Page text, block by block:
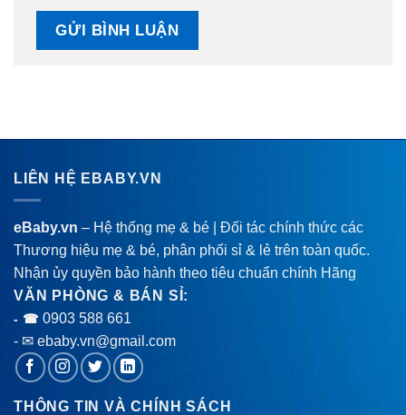
LIÊN HỆ EBABY.VN
eBaby.vn – Hệ thống mẹ & bé | Đối tác chính thức các
Thương hiệu mẹ & bé, phân phối sỉ & lẻ trên toàn quốc.
Nhận ủy quyền bảo hành theo tiêu chuẩn chính Hãng
VĂN PHÒNG & BÁN SỈ:
- ☎ 0903 588 661
- ✉ ebaby.vn@gmail.com
THÔNG TIN VÀ CHÍNH SÁCH